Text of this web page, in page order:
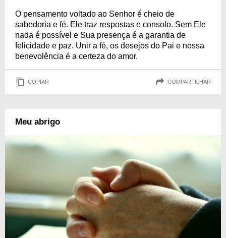
O pensamento voltado ao Senhor é cheio de
sabedoria e fé. Ele traz respostas e consolo. Sem Ele
nada é possível e Sua presença é a garantia de
felicidade e paz. Unir a fé, os desejos do Pai e nossa
benevolência é a certeza do amor.
COPIAR COMPARTILHAR
Meu abrigo